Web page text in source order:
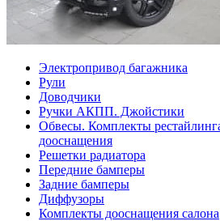
Электропривод багажника
Рули
Доводчики
Ручки АКПП. Джойстики
Обвесы. Комплекты
дооснащения
Решетки радиатора
Передние бамперы
Задние бамперы
Диффузоры
Комплекты дооснащения салона